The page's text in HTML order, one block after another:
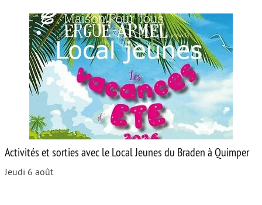
Activités et sorties avec le Local Jeunes du Braden à Quimper
Jeudi 6 août